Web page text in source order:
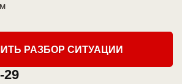
РАЗБОР СИТУАЦИИ
29